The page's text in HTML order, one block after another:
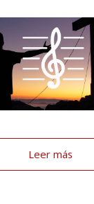
Leer más